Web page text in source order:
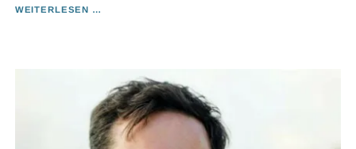
WEITERLESEN …
PLAN